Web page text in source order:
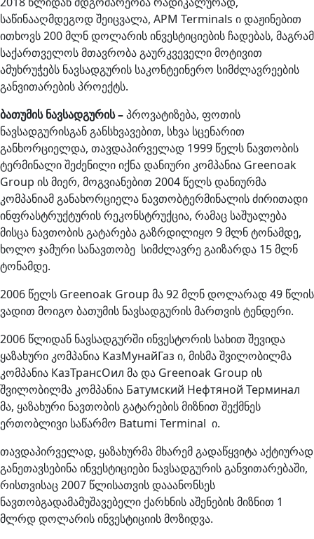
საწინააღმდეგოდ შეიცვალა, APM Terminals ი დაჟინებით
ითხოვს 200 მლნ დოლარის ინვესტიციების ჩადებას, მაგრამ
საქართველოს მთავრობა გაურკვეველი მოტივით
ამუხრუჭებს ნავსადგურის საკონტეინერო სიმძლავრეების
განვითარების პროექტს.
ბათუმის ნავსადგურის–პროვატიზება, ფოთის
ნავსადგურისგან განსხვავებით, სხვა სცენარით
განხორციელდა, თავდაპირველად 1999 წელს ნავთობის
ტერმინალი შეძენილი იქნა დანიური კომპანია Greenoak
Group ის მიერ, მოგვიანებით 2004 წელს დანიურმა
კომპანიამ განახორციელა ნავთობტერმინალის ძირითადი
ინფრასტრუქტურის რეკონსტრუქცია, რამაც საშუალება
მისცა ნავთობის გატარება გაზრდილიყო 9 მლნ ტონამდე,
ხოლო ჯამური სანავთობე სიმძლავრე გაიზარდა 15 მლნ
ტონამდე.
2006 წელს Greenoak Group მა 92 მლნ დოლარად 49 წლის
ვადით მოიგო ბათუმის ნავსადგურის მართვის ტენდერი.
2006 წლიდან ნავსადგურში ინვესტორის სახით შევიდა
ყაზახური კომპანია КазМунайГаз ი, მისმა შვილობილმა
კომპანია КазТрансОил მა და Greenoak Group ის
შვილობილმა კომპანია Батумский Нефтяной Терминал
მა, ყაზახური ნავთობის გატარების მიზნით შექმნეს
ერთობლივი საწარმო Batumi Terminal ი.
თავდაპირველად, ყაზახურმა მხარემ გადაწყვიტა აქტიურად
განეთავსებინა ინვესტიციები ნავსადგურის განვითარებაში,
რისთვისაც 2007 წლისათვის დააანონსეს
ნავთობგადამამუშავებელი ქარხნის აშენების მიზნით 1
მლრდ დოლარის ინვესტიციის მოზიდვა.